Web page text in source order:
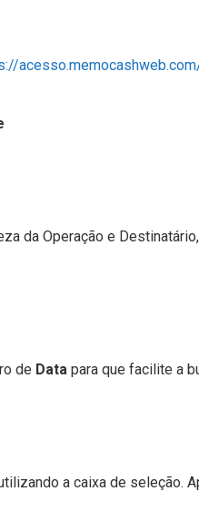
da Operação e
de Data para que facilite a
a caixa de seleção.